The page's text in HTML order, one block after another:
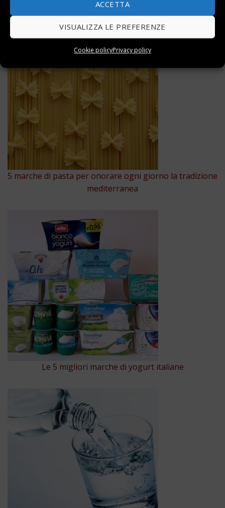
ACCETTA
VISUALIZZA LE PREFERENZE
Cookie policyPrivacy policy
5 marche di pasta per onorare ogni giorno la tradizione
mediterranea
Le 5 migliori marche di yogurt italiane